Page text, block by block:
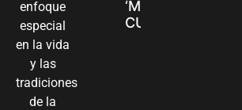
enfoque
especial
en la vida
y las
tradiciones
de la
‘MANOS QUE
CUIDAN Y CREAN’